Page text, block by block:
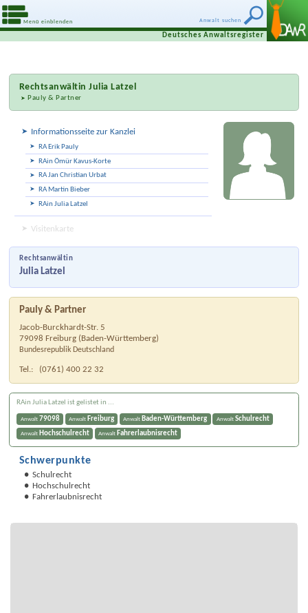
Anwalt suchen
Menü einblenden
Deutsches Anwaltsregister
RechtsanwältinJulia Latzel
Pauly & Partner
Informationsseite zur Kanzlei
RA Erik Pauly
RAin Ömür Kavus-Korte
RA Jan Christian Urbat
RA Martin Bieber
RAin Julia Latzel
Visitenkarte
Rechtsanwältin
Julia Latzel
Pauly & Partner
Jacob-Burckhardt-Str. 5
79098 Freiburg ( Baden-Württemberg)
Bundesrepublik Deutschland
Tel.: (0761) 400 22 32
RAin Julia Latzel ist gelistet in ...
Anwalt 79098 Anwalt Freiburg Anwalt Baden-Württemberg Anwalt Schulrecht
Anwalt Hochschulrecht Anwalt Fahrerlaubnisrecht
Schwerpunkte
Schulrecht
Hochschulrecht
Fahrerlaubnisrecht